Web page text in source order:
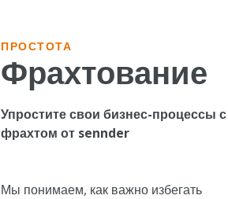
ПРОСТОТА
Фрахтование
Упростите свои бизнес-процессы с
фрахтом от sennder
Мы понимаем, как важно избегать